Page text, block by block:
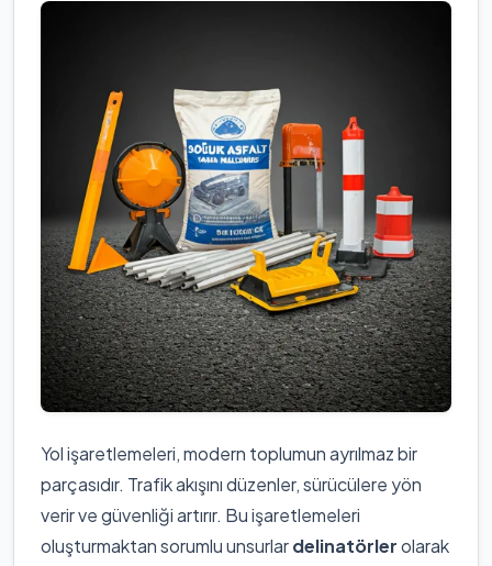
Yol işaretlemeleri, modern toplumun ayrılmaz bir
parçasıdır. Trafik akışını düzenler, sürücülere yön
verir ve güvenliği artırır. Bu işaretlemeleri
oluşturmaktan sorumlu unsurlardelinatörlerolarak